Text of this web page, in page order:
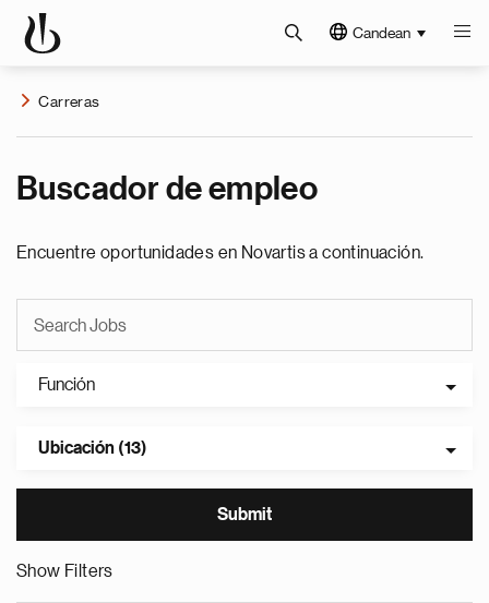
Candean
Carreras
Buscador de empleo
Encuentre oportunidades en Novartis a continuación.
Función
Ubicación (13)
Show Filters